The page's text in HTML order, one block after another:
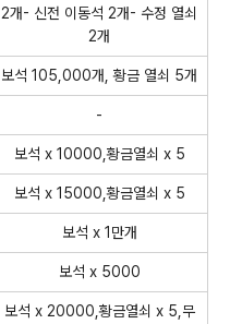
2개- 신전 이동석 2개- 수정 열쇠
2개
보석 105,000개, 황금 열쇠 5개
-
보석 x 10000,황금열쇠 x 5
보석 x 15000,황금열쇠 x 5
보석 x 1만개
보석 x 5000
보석 x 20000,황금열쇠 x 5,무